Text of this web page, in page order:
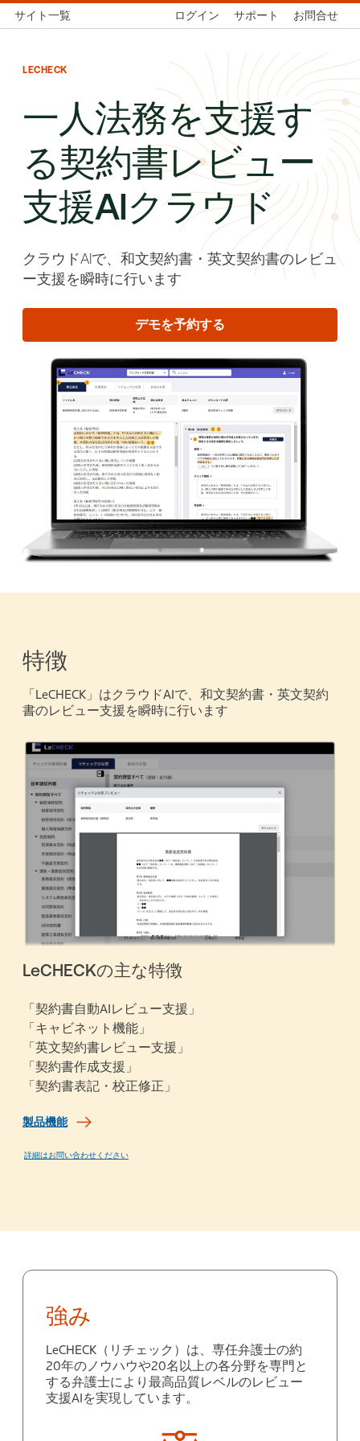
サイト一覧 ログイン サポート お問合せ
LECHECK
一人法務を支援す
る契約書レビュー
支援AIクラウド
クラウドAIで、和文契約書・英文契約書のレビュ
ー支援を瞬時に行います
デモを予約する
特徴
「LeCHECK」はクラウドAIで、和文契約書・英文契約
書のレビュー支援を瞬時に行います
LeCHECKの主な特徴
「契約書自動AIレビュー支援」
「キャビネット機能」
「英文契約書レビュー支援」
「契約書作成支援」
「契約書表記・校正修正」
製品機能
詳細はお問い合わせください
強み
LeCHECK（リチェック）は、専任弁護士の約
20年のノウハウや20名以上の各分野を専門と
する弁護士により最高品質レベルのレビュー
支援AIを実現しています。